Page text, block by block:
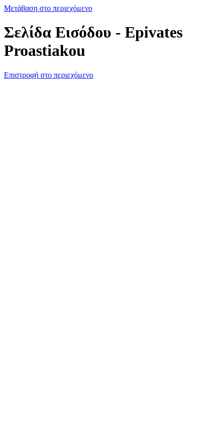
Μετάβαση στο περιεχόμενο
Σελίδα Εισόδου - Epivates
Proastiakou
Επιστροφή στο περιεχόμενο